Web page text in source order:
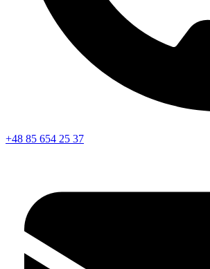
+48 85 654 25 37